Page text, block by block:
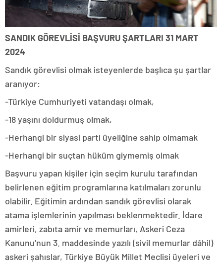
SANDIK GÖREVLİSİ BAŞVURU ŞARTLARI 31 MART
2024
Sandık görevlisi olmak isteyenlerde başlıca şu şartlar
aranıyor:
-Türkiye Cumhuriyeti vatandaşı olmak,
-18 yaşını doldurmuş olmak,
-Herhangi bir siyasi parti üyeliğine sahip olmamak
-Herhangi bir suçtan hüküm giymemiş olmak
Başvuru yapan kişiler için seçim kurulu tarafından
belirlenen eğitim programlarına katılmaları zorunlu
olabilir. Eğitimin ardından sandık görevlisi olarak
atama işlemlerinin yapılması beklenmektedir. İdare
amirleri, zabıta amir ve memurları, Askeri Ceza
Kanunu’nun 3. maddesinde yazılı (sivil memurlar dâhil)
askeri şahıslar, Türkiye Büyük Millet Meclisi üyeleri ve